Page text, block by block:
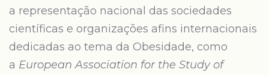
a representação nacional das sociedades
científicas e organizações afins internacionais
dedicadas ao tema da Obesidade, como
a European Association for the Study of